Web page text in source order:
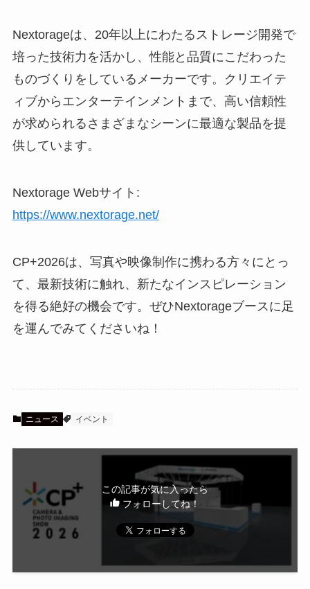
Nextorageは、20年以上にわたるストレージ開発で
培った技術力を活かし、性能と品質にこだわった
ものづくりをしているメーカーです。クリエイテ
ィブからエンターテインメントまで、高い信頼性
が求められるさまざまなシーンに最適な製品を提
供しています。
Nextorage Webサイト:
https://www.nextorage.net/
CP+2026は、写真や映像制作に携わる方々にとっ
て、最新技術に触れ、新たなインスピレーション
を得る絶好の機会です。ぜひNextorageブースに足
を運んでみてくださいね！
ニュース イベント
この記事が気に入ったら
フォローしてね！